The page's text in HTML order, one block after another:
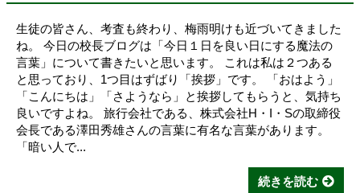
生徒の皆さん、考査も終わり、梅雨明けも近づいてきました
ね。 今日の校長ブログは「今日１日を良い日にする魔法の
言葉」について書きたいと思います。 これは私は２つある
と思っており、1つ目はずばり「挨拶」です。 「おはよう」
「こんにちは」「さようなら」と挨拶してもらうと、気持ち
良いですよね。 旅行会社である、株式会社H・I・Sの取締役
会長である澤田秀雄さんの言葉に有名な言葉があります。
「暗い人で...
続きを読む